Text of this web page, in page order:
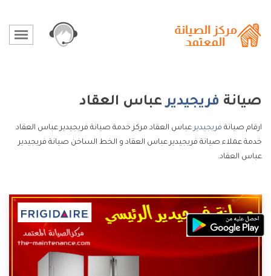
صيانة فريجيديرعباس العقاد
ارقام صيانة فريجيدير عباس العقاد مركز خدمة صيانة فريجيدير عباس العقاد
خدمة عملاء صيانة فريجيدير عباس العقاد و الخط الساخن صيانة فريجيدير
عباس العقاد.